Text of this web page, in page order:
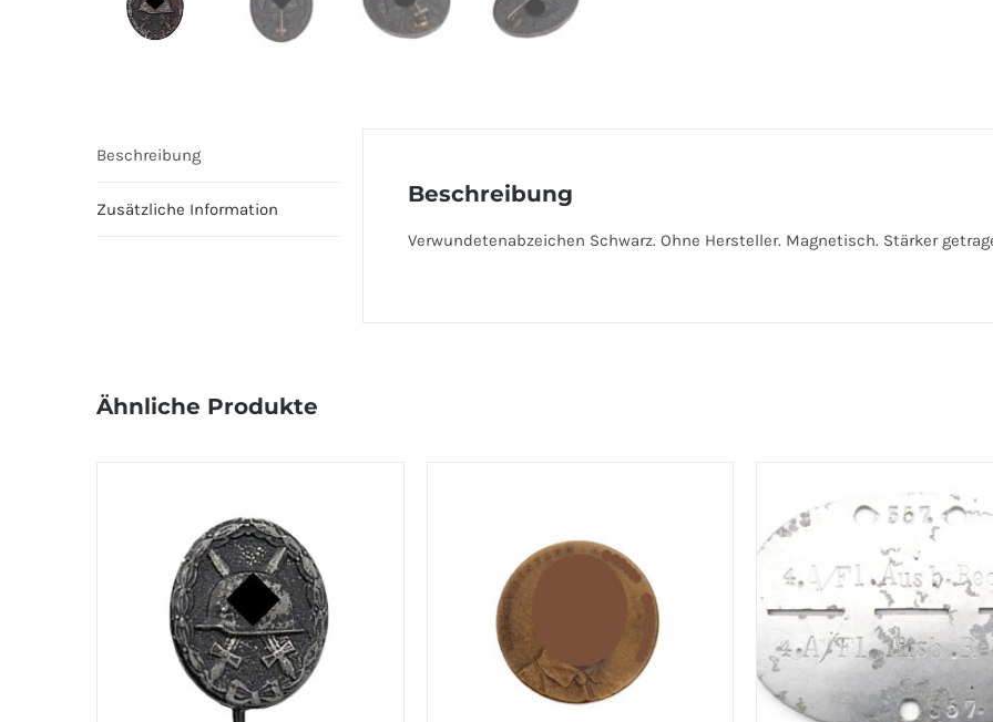
Beschreibung
Zusätzliche Information
Beschreibung
Verwundetenabzeichen Schwarz. Ohne Hersteller. Magnetisch. Stärker
Ähnliche Produkte